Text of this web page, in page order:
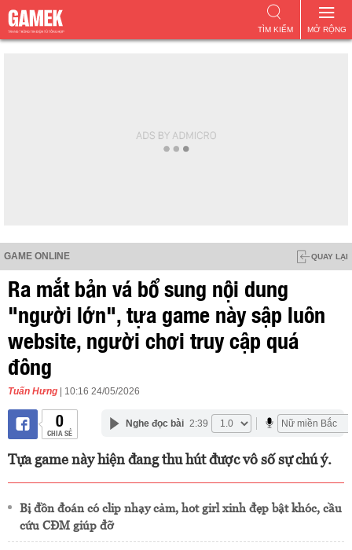
MỞ RỘNG
TÌM KIẾM
GAME ONLINE QUAY LẠI
Ra mắt bản vá bổ sung nội dung
"người lớn", tựa game này sập luôn
website, người chơi truy cập quá
đông
Tuấn Hưng | 10:16 24/05/2026
0
CHIA SẺ
Nghe đọc bài 2:39
Tựa game này hiện đang thu hút được vô số sự chú ý.
Bị đồn đoán có clip nhạy cảm, hot girl xinh đẹp bật khóc, cầu
cứu CĐM giúp đỡ